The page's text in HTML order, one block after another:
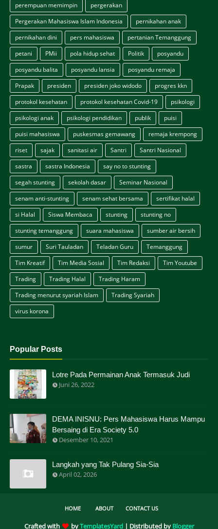
perempuan memimpin
pergerakan
Pergerakan Mahasiswa Islam Indonesia
pernikahan anak
pernikahan dini
pers mahasiswa
pertanian Temanggung
petani
PMii pola hidup sehat Politik
posyandu
posyandu balita
posyandu lansia
posyandu remaja
Prapak
presiden presiden joko widodo
progres kkn
protokol kesehatan
protokol kesehatan Covid-19
psikologi
psikologi anak
psikologi pendidikan publik
puisi
puisi mahasiswa
puskesmas gemawang
remaja krempong
riset
sajak sanitasi air Santri
Santri Nasional
sastra
sastra Indonesia
say no to stunting
segah stunting
sekolah dasar
Seminar Nasional
senam anti-stunting
senam sehat bersama
sertifikat halal
si Halal
Siswa Membaca stunting
stunting no
stunting temanggung
suara mahasiswa
sumber air bersih
sumur
Suri Tauladan Teladan Guru
Temanggung
Tim Kreatif
Tim Media Sosial Tim Redaksi
Tim Youtube
Trading
Trading Halal
Trading Haram
Trading menurut syariah Islam
Trading Syariah
virus korona
Popular Posts
Lotre Pada Permainan Anak Termasuk Judi
Juni 26, 2022
DEMA INISNU: Pers Mahasiswa Harus Mampu
Bersaing di Era Society 5.0
Desember 10, 2021
Langkah yang Tak Pulang Sia-Sia
April 02, 2026
HOME ABOUT CONTACT US
Crafted with byTemplatesYard| Distributed by Blogger